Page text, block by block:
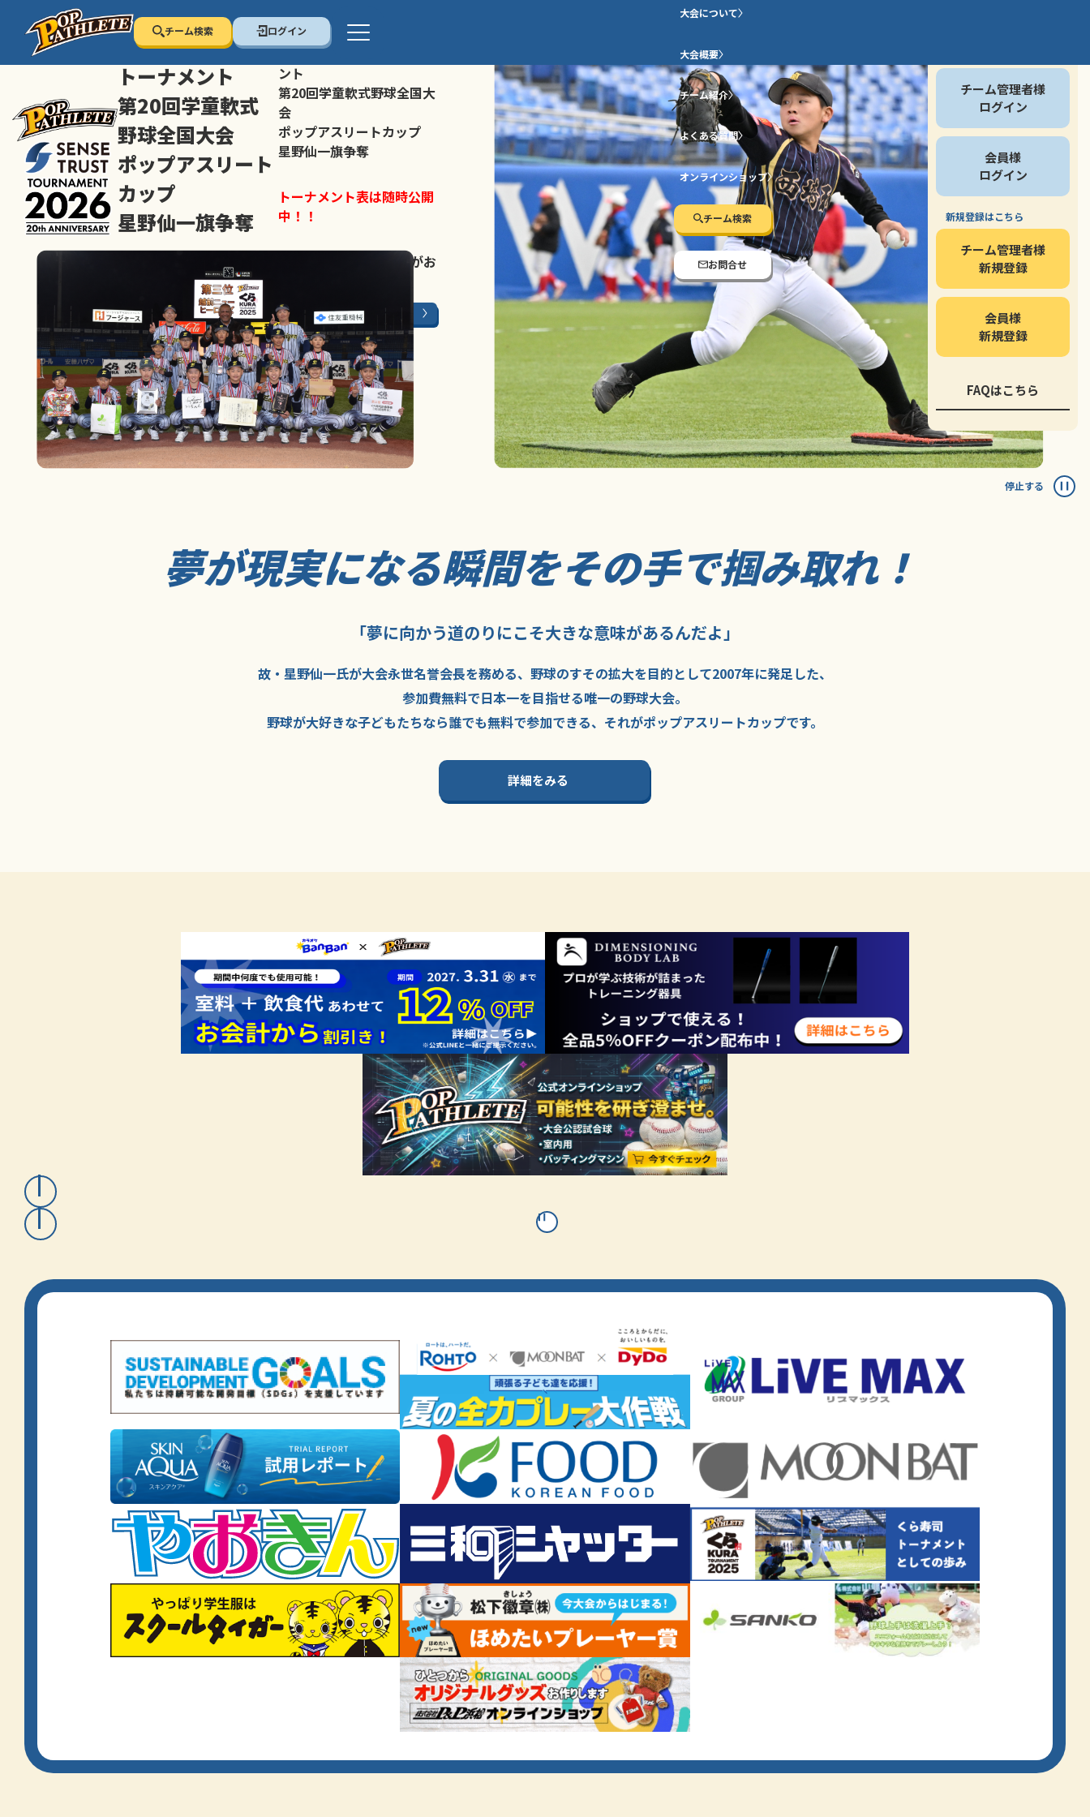
チーム検索 ログイン
大会について
大会概要
チーム紹介
よくある質問
オンラインショップ
チーム検索
お問合せ
停止する
センス・トラスト
トーナメント
第20回学童軟式
野球全国大会
ポップアスリート
カップ
星野仙一旗争奪
トーナメント表は随時公開
センス・トラストトーナメ
ント
第20回学童軟式野球全国大
会
ポップアスリートカップ
星野仙一旗争奪
トーナメント表は随時公開
中！！
がお
大会ページはこちら
チーム管理者様
ログイン
会員様
ログイン
新規登録はこちら
チーム管理者様
新規登録
会員様
新規登録
FAQはこちら
夢が現実になる瞬間をその手で掴み取れ！
「夢に向かう道のりにこそ大きな意味があるんだよ」
故・星野仙一氏が大会永世名誉会長を務める、野球のすその拡大を目的として2007年に発足した、
参加費無料で日本一を目指せる唯一の野球大会。
野球が大好きな子どもたちなら誰でも無料で参加できる、 それがポップアスリートカップです。
詳細をみる